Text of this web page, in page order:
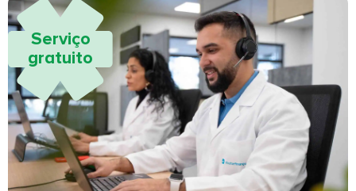
Serviço
gratuito